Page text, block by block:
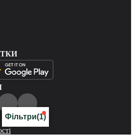
Фільтри(1)